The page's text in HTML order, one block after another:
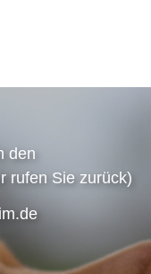
den
rufen Sie zurück)